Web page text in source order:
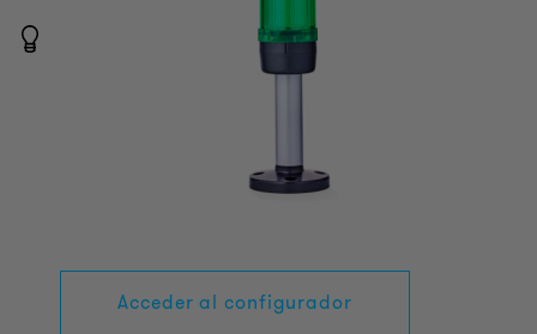
Acceder al configurador